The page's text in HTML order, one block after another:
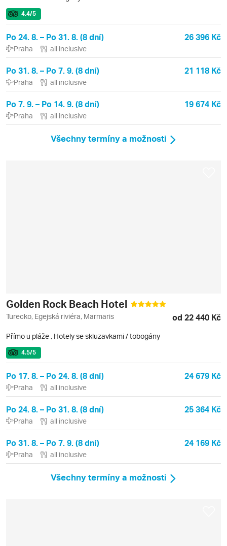
4.4/5
Po 24. 8. – Po 31. 8. (8 dní) 26 396 Kč
Praha all inclusive
Po 31. 8. – Po 7. 9. (8 dní) 21 118 Kč
Praha all inclusive
Po 7. 9. – Po 14. 9. (8 dní) 19 674 Kč
Praha all inclusive
Všechny termíny a možnosti
Golden Rock Beach Hotel
Turecko, Egejská riviéra, Marmaris od 22 440 Kč
Přímo u pláže , Hotely se skluzavkami / tobogány
4.5/5
Po 17. 8. – Po 24. 8. (8 dní) 24 679 Kč
Praha all inclusive
Po 24. 8. – Po 31. 8. (8 dní) 25 364 Kč
Praha all inclusive
Po 31. 8. – Po 7. 9. (8 dní) 24 169 Kč
Praha all inclusive
Všechny termíny a možnosti